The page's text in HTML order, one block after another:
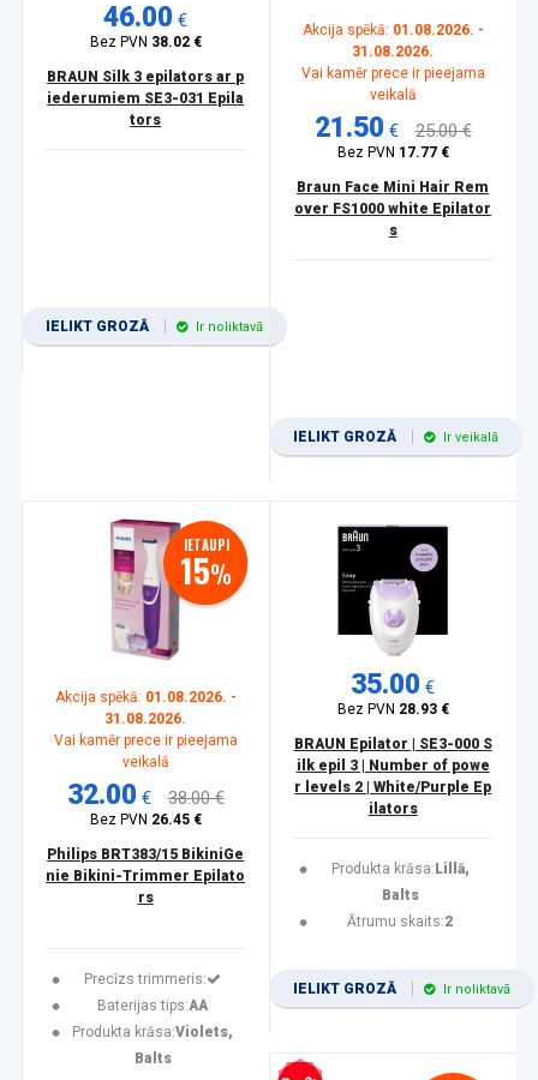
46.00 €
Bez PVN 38.02 €
BRAUN Silk 3 epilators ar p
iederumiem SE3-031 Epila
tors
IELIKT GROZĀ Ir noliktavā
Akcija spēkā: 01.08.2026. -
31.08.2026.
Vai kamēr prece ir pieejama
veikalā
21.50 € 25.00 €
Bez PVN 17.77 €
Braun Face Mini Hair Rem
over FS1000 white Epilator
s
IELIKT GROZĀ Ir veikalā
IETAUPI
15%
Akcija spēkā: 01.08.2026. -
31.08.2026.
Vai kamēr prece ir pieejama
veikalā
32.00 € 38.00 €
Bez PVN 26.45 €
Philips BRT383/15 BikiniGe
nie Bikini-Trimmer Epilato
rs
Precīzs trimmeris:
Baterijas tips:AA
Produkta krāsa:Violets,
Balts
35.00 €
Bez PVN 28.93 €
BRAUN Epilator | SE3-000 S
ilk epil 3 | Number of powe
r levels 2 | White/Purple Ep
ilators
Produkta krāsa: Lillā,
Balts
Ātrumu skaits:2
IELIKT GROZĀ Ir noliktavā